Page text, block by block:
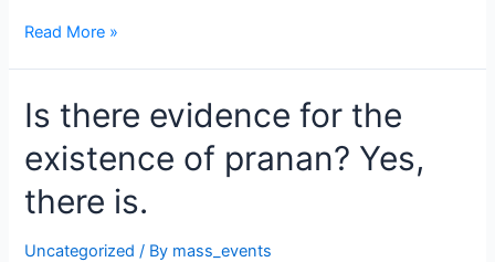
പ്രാണനും
Read More »
Is there evidence for the
existence of pranan? Yes,
there is.
Uncategorized / By mass_events